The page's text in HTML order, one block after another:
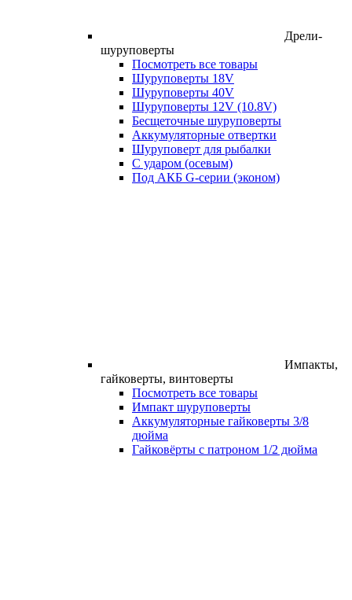
Дрели-
шуруповерты
Посмотреть все товары
Шуруповерты 18V
Шуруповерты 40V
Шуруповерты 12V (10.8V)
Бесщеточные шуруповерты
Аккумуляторные отвертки
Шуруповерт для рыбалки
С ударом (осевым)
Под АКБ G-серии (эконом)
Импакты,
гайковерты, винтоверты
Посмотреть все товары
Импакт шуруповерты
Аккумуляторные гайковерты 3/8
дюйма
Гайковёрты с патроном 1/2 дюйма